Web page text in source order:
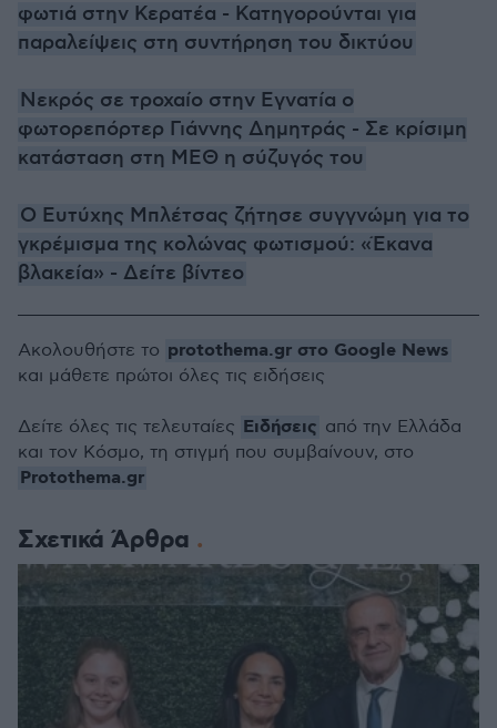
φωτιά στην Κερατέα - Κατηγορούνται για
παραλείψεις στη συντήρηση του δικτύου
Νεκρός σε τροχαίο στην Εγνατία ο
φωτορεπόρτερ Γιάννης Δημητράς - Σε κρίσιμη
κατάσταση στη ΜΕΘ η σύζυγός του
Ο Ευτύχης Μπλέτσας ζήτησε συγγνώμη για το
γκρέμισμα της κολώνας φωτισμού: «Έκανα
βλακεία» - Δείτε βίντεο
Σχετικά Άρθρα
Ακολουθήστε το protothema.gr στο Google News
και μάθετε πρώτοι όλες τις ειδήσεις
Δείτε όλες τις τελευταίες Ειδήσεις από την Ελλάδα
και τον Κόσμο, τη στιγμή που συμβαίνουν, στο
Protothema.gr